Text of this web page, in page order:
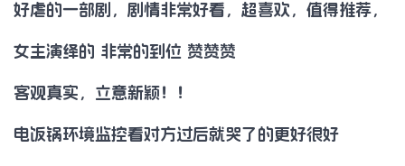
好虐的一部剧，剧情非常好看，超喜欢，值得推荐，
女主演绎的 非常的到位 赞赞赞
客观真实，立意新颖！！
电饭锅环境监控看对方过后就哭了的更好很好